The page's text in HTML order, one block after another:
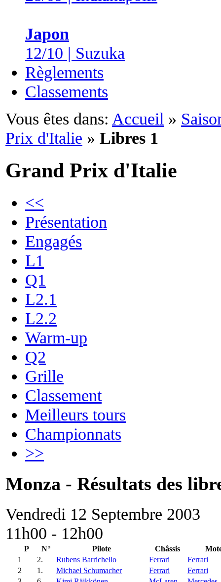
Japon
12/10 | Suzuka
Règlements
Classements
Vous êtes dans: Accueil »
Prix d'Italie » Libres 1
Grand Prix d'Italie
<<
Présentation
Engagés
L1
Q1
L2.1
L2.2
Warm-up
Q2
Grille
Classement
Meilleurs tours
Championnats
>>
Monza - Résultats des
Vendredi 12 Septembre 2003
11h00 - 12h00
P N° Pilote Châssis
1
2. Rubens Barrichello Ferrari
Ferrari
2
1. Michael Schumacher Ferrari
Ferrari